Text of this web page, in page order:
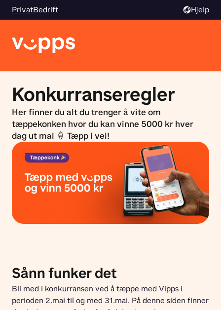
PrivatBedrift Hjelp
Konkurranseregler
Her finner du alt du trenger å vite om
tæppekonken hvor du kan vinne 5000 kr hver
dag ut mai 🍦 Tæpp i vei!
Sånn funker det
Bli med i konkurransen ved å tæppe med Vipps i
perioden 2.mai til og med 31.mai. På denne siden finner